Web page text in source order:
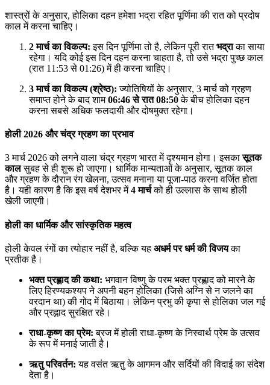
शास्त्रों के अनुसार, होलिका दहन हमेशा भद्रा रहित पूर्णिमा की रात को प्रदोष
काल में करना चाहिए।
2 मार्च का विकल्प: इस दिन पूर्णिमा तो है, लेकिन पूरी रातभद्राका साया
रहेगा। यदि कोई इस दिन दहन करना चाहता है, तो उसे भद्रा पुच्छ काल
(रात 11:53 से 01:26) में ही करना चाहिए।
3 मार्च का विकल्प (श्रेष्ठ): ज्योतिषियों के अनुसार, 3 मार्च को ग्रहण
समाप्त होने के बाद शाम06:46 से रात 08:50के बीच होलिका दहन
करना सबसे अधिक फलदायी और दोषमुक्त रहेगा।
होली 2026 और चंद्र ग्रहण का प्रभाव
3 मार्च 2026 को लगने वाला चंद्र ग्रहण भारत में दृश्यमान होगा। इसकासूतक
कालसुबह से ही शुरू हो जाएगा। धार्मिक मान्यताओं के अनुसार, सूतक काल
और ग्रहण के दौरान रंग खेलना, उत्सव मनाना या पूजा-पाठ करना वर्जित होता
है। यही कारण है कि इस वर्ष देशभर में4 मार्चको ही उल्लास के साथ होली
खेली जाएगी।
होली का धार्मिक और सांस्कृतिक महत्व
होली केवल रंगों का त्योहार नहीं है, बल्कि यह अधर्म पर धर्म की विजयका
प्रतीक है।
भक्त प्रह्लाद की कथा: भगवान विष्णु के परम भक्त प्रह्लाद को मारने के
लिए हिरण्यकश्यप ने अपनी बहन होलिका (जिसे अग्नि से न जलने का
वरदान था) की गोद में बिठाया। लेकिन प्रभु की कृपा से होलिका जल गई
और प्रह्लाद सुरक्षित रहे।
राधा-कृष्ण का प्रेम: ब्रज में होली राधा-कृष्ण के निस्वार्थ प्रेम के उत्सव
के रूप में मनाई जाती है।
ऋतु परिवर्तन: यह वसंत ऋतु के आगमन और सर्दियों की विदाई का संदेश
देता है।